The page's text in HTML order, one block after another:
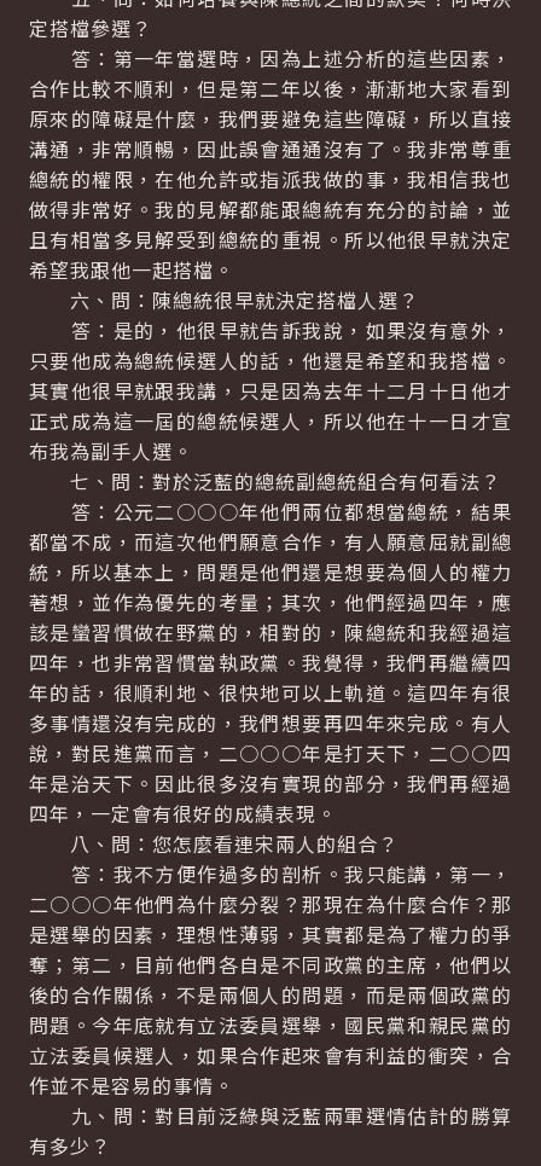
定搭檔參選？
答：第一年當選時，因為上述分析的這些因素，
合作比較不順利，但是第二年以後，漸漸地大家看到
原來的障礙是什麼，我們要避免這些障礙，所以直接
溝通，非常順暢，因此誤會通通沒有了。我非常尊重
總統的權限，在他允許或指派我做的事，我相信我也
做得非常好。我的見解都能跟總統有充分的討論，並
且有相當多見解受到總統的重視。所以他很早就決定
希望我跟他一起搭檔。
六、問：陳總統很早就決定搭檔人選？
答：是的，他很早就告訴我說，如果沒有意外，
只要他成為總統候選人的話，他還是希望和我搭檔。
其實他很早就跟我講，只是因為去年十二月十日他才
正式成為這一屆的總統候選人，所以他在十一日才宣
布我為副手人選。
七、問：對於泛藍的總統副總統組合有何看法？
答：公元二○○○年他們兩位都想當總統，結果
都當不成，而這次他們願意合作，有人願意屈就副總
統，所以基本上，問題是他們還是想要為個人的權力
著想，並作為優先的考量；其次，他們經過四年，應
該是蠻習慣做在野黨的，相對的，陳總統和我經過這
四年，也非常習慣當執政黨。我覺得，我們再繼續四
年的話，很順利地、很快地可以上軌道。這四年有很
多事情還沒有完成的，我們想要再四年來完成。有人
說，對民進黨而言，二○○○年是打天下，二○○四
年是治天下。因此很多沒有實現的部分，我們再經過
四年，一定會有很好的成績表現。
八、問：您怎麼看連宋兩人的組合？
答：我不方便作過多的剖析。我只能講，第一，
二○○○年他們為什麼分裂？那現在為什麼合作？那
是選舉的因素，理想性薄弱，其實都是為了權力的爭
奪；第二，目前他們各自是不同政黨的主席，他們以
後的合作關係，不是兩個人的問題，而是兩個政黨的
問題。今年底就有立法委員選舉，國民黨和親民黨的
立法委員候選人，如果合作起來會有利益的衝突，合
作並不是容易的事情。
九、問：對目前泛綠與泛藍兩軍選情估計的勝算
有多少？